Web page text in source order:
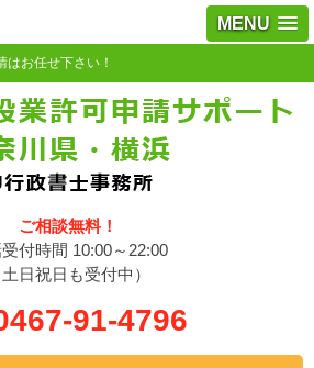
MENU
お任せ下さい！
ご相談無料！
付時間 10:00～22:00
土日祝日も受付中）
91-4796